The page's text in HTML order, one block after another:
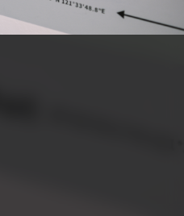
版本(CC BY 3.0 TW +)